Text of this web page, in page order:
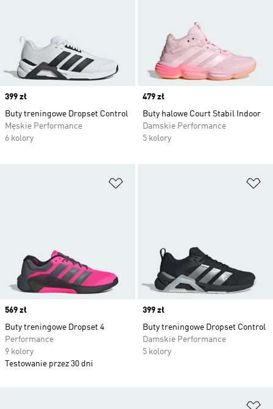
Price
399 zł
Buty treningowe Dropset Control
Męskie Performance
6 kolory
Price
479 zł
Buty halowe Court Stabil Indoor
Damskie Performance
5 kolory
Price
569 zł
Buty treningowe Dropset 4
Performance
9 kolory
Testowanie przez 30 dni
Price
399 zł
Buty treningowe Dropset Control
Damskie Performance
5 kolory